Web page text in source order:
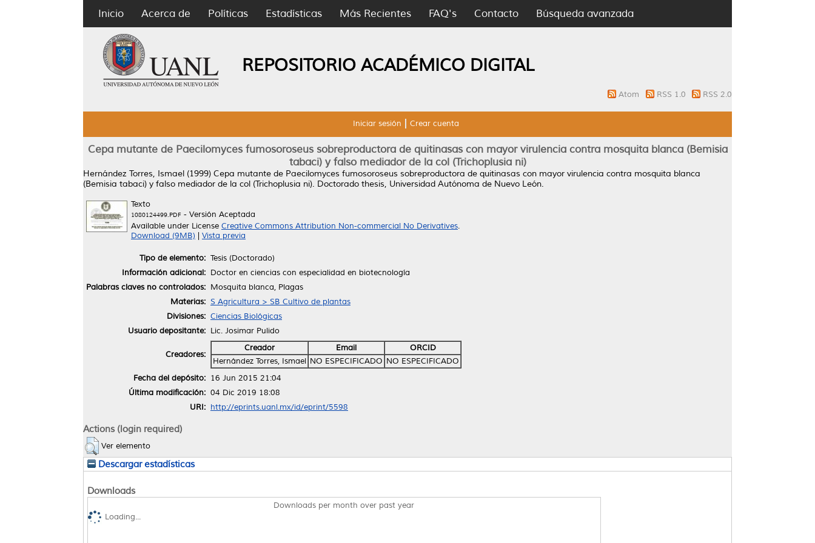
Inicio Acerca de Políticas Estadísticas Más Recientes FAQ's Contacto Búsqueda avanzada
REPOSITORIO ACADÉMICO DIGITAL
Atom RSS 1.0 RSS 2.0
Iniciar sesión Crear cuenta
Cepa mutante de Paecilomyces fumosoroseus sobreproductora de quitinasas con mayor virulencia contra mosquita blanca (Bemisia
tabaci) y falso mediador de la col (Trichoplusia ni)
Hernández Torres, Ismael (1999) Cepa mutante de Paecilomyces fumosoroseus sobreproductora de quitinasas con mayor virulencia contra mosquita blanca
(Bemisia tabaci) y falso mediador de la col (Trichoplusia ni). Doctorado thesis, Universidad Autónoma de Nuevo León.
Texto
1080124499.PDF - Versión Aceptada
Available under License Creative Commons Attribution Non-commercial No Derivatives.
Download (9MB)
Vista previa
Tipo de elemento: Tesis (Doctorado)
Información adicional: Doctor en ciencias con especialidad en biotecnología
Palabras claves no controlados: Mosquita blanca, Plagas
Materias: S Agricultura > SB Cultivo de plantas
Divisiones: Ciencias Biológicas
Usuario depositante: Lic. Josimar Pulido
Creadores:
Creador Email
ORCID
Hernández Torres, Ismael NO ESPECIFICADO NO ESPECIFICADO
Fecha del depósito: 16 Jun 2015 21:04
Última modificación: 04 Dic 2019 18:08
URI: http://eprints.uanl.mx/id/eprint/5598
Actions (login required)
Ver elemento
Descargar estadísticas
Downloads
Downloads per month over past year
Loading...